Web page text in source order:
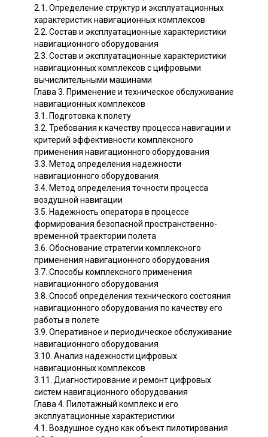
2.1. Определение структур и эксплуатационных
характеристик навигационных комплексов
2.2. Состав и эксплуатационные характеристики
навигационного оборудования
2.3. Состав и эксплуатационные характеристики
навигационных комплексов с цифровыми
вычислительными машинами
Глава 3. Применение и техническое обслуживание
навигационных комплексов
3.1. Подготовка к полету
3.2. Требования к качеству процесса навигации и
критерий эффективности комплексного
применения навигационного оборудования
3.3. Метод определения надежности
навигационного оборудования
3.4. Метод определения точности процесса
воздушной навигации
3.5. Надежность оператора в процессе
формирования безопасной пространственно-
временной траектории полета
3.6. Обоснование стратегии комплексного
применения навигационного оборудования
3.7. Способы комплексного применения
навигационного оборудования
3.8. Способ определения технического состояния
навигационного оборудования по качеству его
работы в полете
3.9. Оперативное и периодическое обслуживание
навигационного оборудования
3.10. Анализ надежности цифровых
навигационных комплексов
3.11. Диагностирование и ремонт цифровых
систем навигационного оборудования
Глава 4. Пилотажный комплекс и его
эксплуатационные характеристики
4.1. Воздушное судно как объект пилотирования